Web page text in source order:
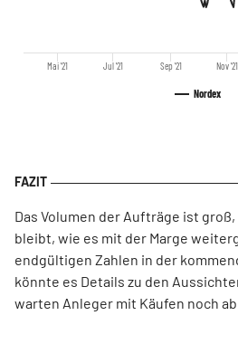
Nordex
Mai '21 Jul '21 Sep '21 Nov '21
Das Volumen der Aufträge ist
bleibt, wie es mit der Marge
endgültigen Zahlen in der
könnte es Details zu den
warten Anleger mit Käufen noch ab.